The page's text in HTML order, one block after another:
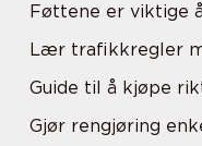
Føttene er viktige
Lær trafikkregler
Guide til å kjøpe
Gjør rengjøring